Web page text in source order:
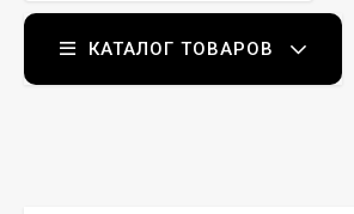
КАТАЛОГ ТОВАРОВ